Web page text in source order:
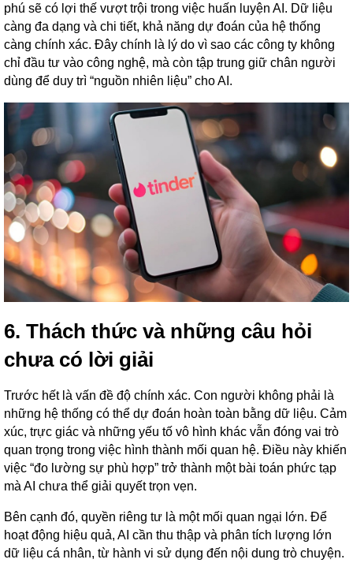
phú sẽ có lợi thế vượt trội trong việc huấn luyện AI. Dữ liệu
càng đa dạng và chi tiết, khả năng dự đoán của hệ thống
càng chính xác. Đây chính là lý do vì sao các công ty không
chỉ đầu tư vào công nghệ, mà còn tập trung giữ chân người
dùng để duy trì “nguồn nhiên liệu” cho AI.
6. Thách thức và những câu hỏi
chưa có lời giải
Trước hết là vấn đề độ chính xác. Con người không phải là
những hệ thống có thể dự đoán hoàn toàn bằng dữ liệu. Cảm
xúc, trực giác và những yếu tố vô hình khác vẫn đóng vai trò
quan trọng trong việc hình thành mối quan hệ. Điều này khiến
việc “đo lường sự phù hợp” trở thành một bài toán phức tạp
mà AI chưa thể giải quyết trọn vẹn.
Bên cạnh đó, quyền riêng tư là một mối quan ngại lớn. Để
hoạt động hiệu quả, AI cần thu thập và phân tích lượng lớn
dữ liệu cá nhân, từ hành vi sử dụng đến nội dung trò chuyện.